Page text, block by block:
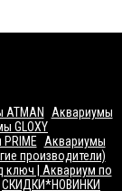
Аквариумы
GLOXY
Аквариумы
производители)
ключ | Аквариум по
СКИДКИ*НОВИНКИ